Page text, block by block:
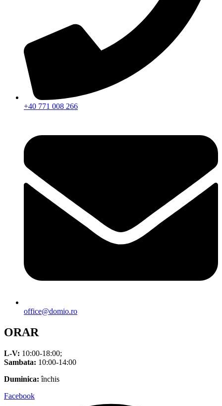
+40 771 008 266
office@domio.ro
ORAR
L-V: 10:00-18:00;
Sambata: 10:00-14:00
Duminica: închis
Facebook